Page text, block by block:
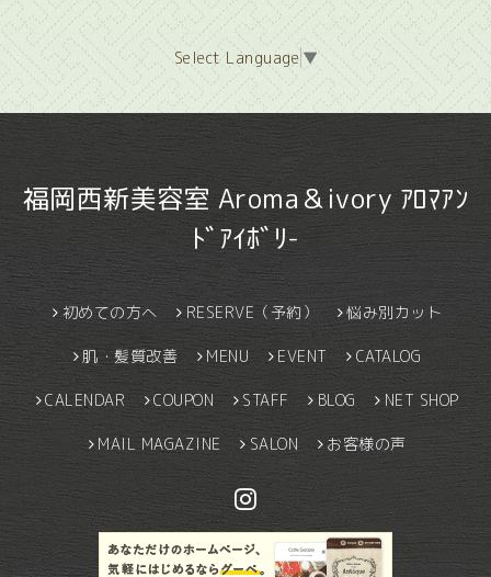
Select Language ▼
福岡西新美容室 Aroma＆ivory ｱﾛﾏｱﾝ
ﾄﾞｱｲﾎﾞﾘ-
初めての方へ RESERVE（予約） 悩み別カット
肌・髪質改善 MENU EVENT CATALOG
CALENDAR COUPON STAFF BLOG NET SHOP
MAIL MAGAZINE SALON お客様の声